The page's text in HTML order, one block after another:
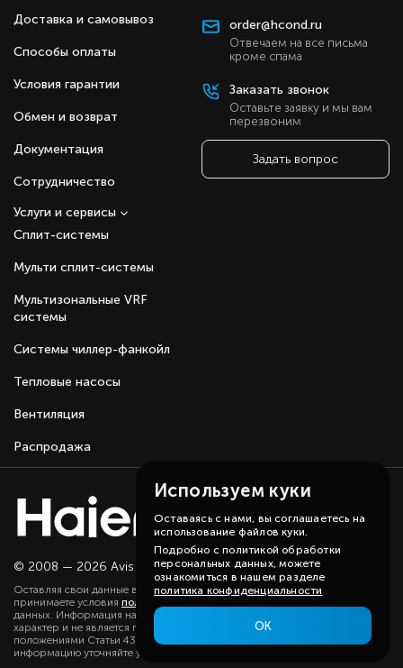
Доставка и самовывоз
Способы оплаты
Условия гарантии
Обмен и возврат
Документация
Сотрудничество
Сплит-системы
Мульти сплит-системы
Мультизональные VRF
системы
Системы чиллер-фанкойл
Тепловые насосы
Вентиляция
Распродажа
Услуги и сервисы
order@hcond.ru
Отвечаем на все письма
кроме спама
Заказать звонок
Оставьте заявку и мы вам
перезвоним
Задать вопрос
© 2008 — 2026 Avis group.Карта сайта
Оставляя свои данные в любой форме на сайте, вы даете согласие и
принимаете условия политики
данных. Информация на данном сайте носит ознакомительный
характер и не является публичной офертой, определяемой
положениями Статьи 437(2) ГК РФ. Существенную для вас
информацию уточняйте у наших менеджеров.
Используем куки
Оставаясь с нами, вы соглашаетесь на
использование файлов куки.
Подробно с политикой обработки
персональных данных, можете
ознакомиться в нашем разделе
политика конфиденциальности
ОК